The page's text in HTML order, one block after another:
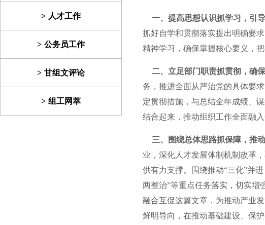
人才工作
公务员工作
甘组文评论
组工网萃
一、提高思想认识抓学习，引导
抓好自学和贯彻落实提出明确要
精神学习，确保掌握核心要义，
二、立足部门职责抓贯彻，确保
务，推进全面从严治党的具体要
定贯彻措施，与总结全年成绩、
结合起来，推动组织工作全面融
三、围绕总体思路抓保障，推动
业，深化人才发展体制机制改革
供有力支撑。围绕推动“三化”并
两整治”等重点任务落实，切实增
融合互促这篇文章，为推动产业
鲜明导向，在推动基础建设、保